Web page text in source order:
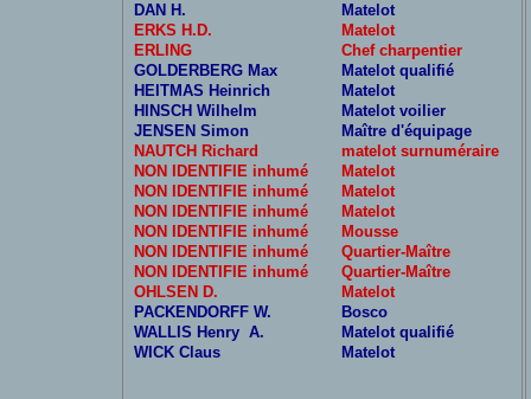
DAN H.
Matelot
ERKS H.D.
Matelot
ERLING
Chef charpentier
GOLDERBERG Max
Matelot qualifié
HEITMAS Heinrich
Matelot
HINSCH Wilhelm
Matelot voilier
JENSEN Simon
Maître d'équipage
NAUTCH Richard
matelot surnuméraire
NON IDENTIFIE inhumé
Matelot
NON IDENTIFIE inhumé
Matelot
NON IDENTIFIE inhumé
Matelot
NON IDENTIFIE inhumé
Mousse
NON IDENTIFIE inhumé
Quartier-Maître
NON IDENTIFIE inhumé
Quartier-Maître
OHLSEN D.
Matelot
PACKENDORFF W.
Bosco
WALLIS Henry A.
Matelot qualifié
WICK Claus
Matelot